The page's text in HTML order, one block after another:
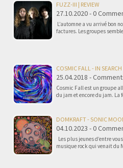
FUZZ-III | REVIEW
27.10.2020 - 0
L’automne a vu arrivé bon
factures. Les groupes
COSMIC FALL - IN
25.04.2018 -
Cosmic Fall est un groupe
du jam et encore du jam.
DOMKRAFT - SONIC
04.10.2023 - 0
Les plus jeunes d’entre
musique rock qui venait du